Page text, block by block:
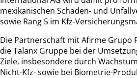
mexikanischen Schaden- und
sowie Rang 5 im Kfz-
Die Partnerschaft mit Afirme Grupo
die Talanx Gruppe bei der
Ziele, insbesondere durch
Nicht-Kfz- sowie bei Biometrie-